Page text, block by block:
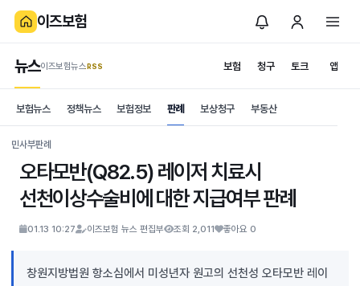
이즈보험
보험 청구
뉴스이즈보험뉴스.RSS 토크 앱
is보험
News
보험뉴스 정책뉴스 보험정보 판례 보상청구 부동산
민사부판례
오타모반(Q82.5) 레이저 치료시
선천이상수술비에 대한 지급여부 판례
01.13 10:27 이즈보험 뉴스 편집부 조회 2,011 좋아요 0
창원지방법원 항소심에서 미성년자 원고의 선천성 오타모반 레이